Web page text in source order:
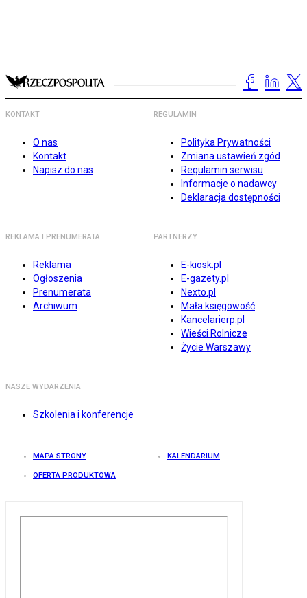
KONTAKT
O nas
Kontakt
Napisz do nas
REGULAMIN
Polityka Prywatności
Zmiana ustawień zgód
Regulamin serwisu
Informacje o nadawcy
Deklaracja dostępności
REKLAMA I PRENUMERATA
Reklama
Ogłoszenia
Prenumerata
Archiwum
PARTNERZY
E-kiosk.pl
E-gazety.pl
Nexto.pl
Mała księgowość
Kancelarierp.pl
Wieści Rolnicze
Życie Warszawy
NASZE WYDARZENIA
Szkolenia i konferencje
MAPA STRONY KALENDARIUM
OFERTA PRODUKTOWA